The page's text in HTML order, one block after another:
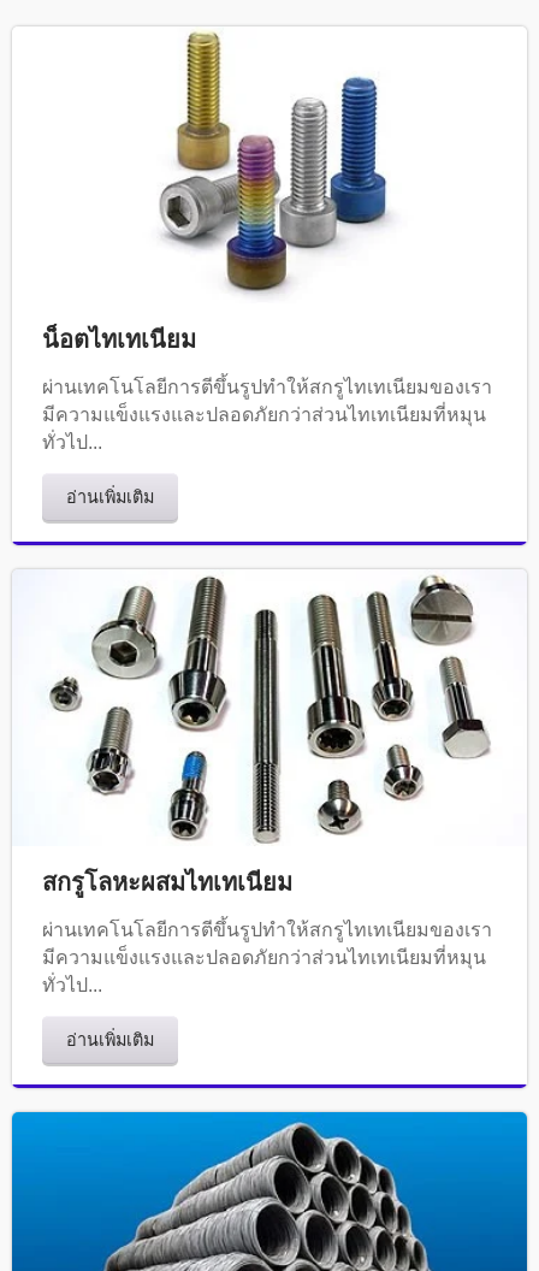
น็อตไทเทเนียม
ผ่านเทคโนโลยีการตีขึ้นรูปทำให้สกรูไทเทเนียมของเรา
มีความแข็งแรงและปลอดภัยกว่าส่วนไทเทเนียมที่หมุน
ทั่วไป...
อ่านเพิ่มเติม
สกรูโลหะผสมไทเทเนียม
ผ่านเทคโนโลยีการตีขึ้นรูปทำให้สกรูไทเทเนียมของเรา
มีความแข็งแรงและปลอดภัยกว่าส่วนไทเทเนียมที่หมุน
ทั่วไป...
อ่านเพิ่มเติม